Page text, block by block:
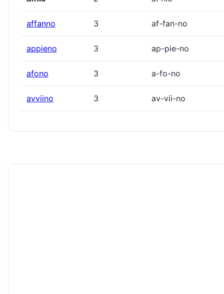
affanno 3 af-fan-no
appieno 3 ap-pie-no
afono 3 a-fo-no
avviino 3 av-vii-no